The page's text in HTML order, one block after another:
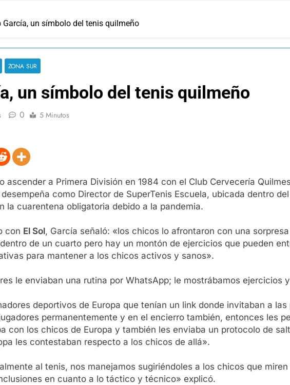
García, un símbolo del tenis quilmeño
ZONA SUR
un símbolo del tenis quilmeño
0 5 Minutos
ascender a Primera División en 1984 con el Club Cervecería
como Director de SuperTenis Escuela, ubicada dentro
la cuarentena obligatoria debido a la pandemia.
con El Sol, García señaló: «los chicos lo afrontaron con una
de un cuarto pero hay un montón de ejercicios que pueden
para mantener a los chicos activos y sanos».
le enviaban una rutina por WhatsApp; le mostrábamos ejercicios
deportivos de Europa que tenían un link donde invitaban a
permanentemente y en el encierro también, entonces les
con los chicos de Europa y también les enviaba un protocolo de
les contestaban respecto a los chicos de allá».
al tenis, nos manejamos sugiriéndoles a los chicos que
en cuanto a lo táctico y técnico» explicó.